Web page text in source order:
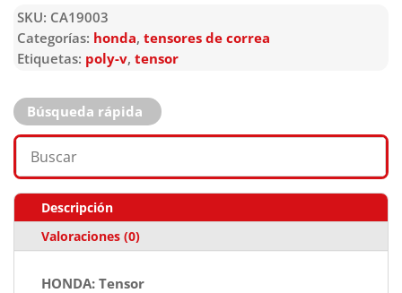
SKU: CA19003
Categorías: honda, tensores de correa
Etiquetas: poly-v, tensor
Búsqueda rápida
Descripción
Valoraciones (0)
HONDA: Tensor